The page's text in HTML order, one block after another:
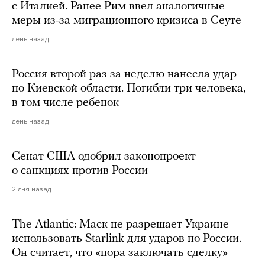
с Италией. Ранее Рим ввел аналогичные
меры из-за миграционного кризиса в Сеуте
день назад
Россия второй раз за неделю нанесла удар
по Киевской области. Погибли три человека,
в том числе ребенок
день назад
Сенат США одобрил законопроект
о санкциях против России
2 дня назад
The Atlantic: Маск не разрешает Украине
использовать Starlink для ударов по России.
Он считает, что «пора заключать сделку»